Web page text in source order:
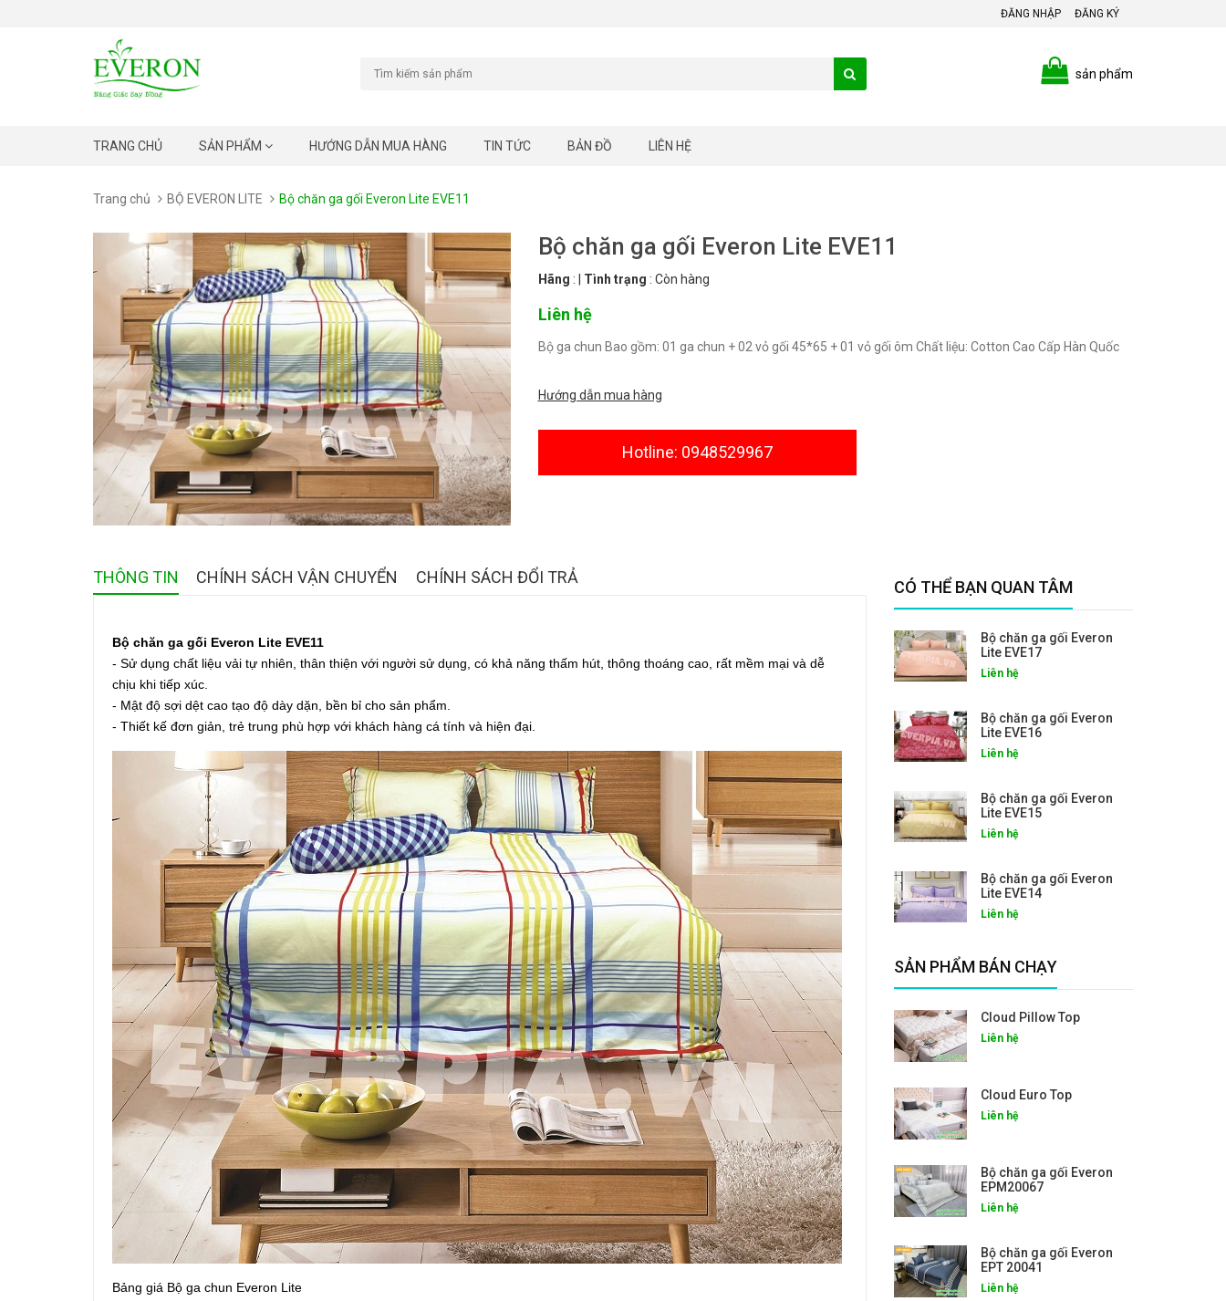
ĐĂNG NHẬP ĐĂNG KÝ
sản phẩm
TRANG CHỦ SẢN PHẨM HƯỚNG DẪN MUA HÀNG TIN TỨC BẢN ĐỒ LIÊN HỆ
Trang chủ BỘ EVERON LITE Bộ chăn ga gối Everon Lite EVE11
Bộ chăn ga gối Everon Lite EVE11
Hãng : Tình trạng : Còn hàng
Liên hệ
Bộ ga chun Bao gồm: 01 ga chun + 02 vỏ gối 45*65 + 01 vỏ gối ôm Chất liệu: Cotton Cao Cấp Hàn Quốc
Hướng dẫn mua hàng
Hotline: 0948529967
THÔNG TIN CHÍNH SÁCH VẬN CHUYỂN CHÍNH SÁCH ĐỔI TRẢ
Bộ chăn ga gối Everon Lite EVE11
- Sử dụng chất liệu vải tự nhiên, thân thiện với người sử dụng, có khả năng thấm hút, thông thoáng cao, rất mềm mại và dễ
chịu khi tiếp xúc.
- Mật độ sợi dệt cao tạo độ dày dặn, bền bỉ cho sản phẩm.
- Thiết kế đơn giản, trẻ trung phù hợp với khách hàng cá tính và hiện đại.
Bảng giá Bộ ga chun Everon Lite
CÓ THỂ BẠN QUAN TÂM
Bộ chăn ga gối Everon
Lite EVE17
Liên hệ
Bộ chăn ga gối Everon
Lite EVE16
Liên hệ
Bộ chăn ga gối Everon
Lite EVE15
Liên hệ
Bộ chăn ga gối Everon
Lite EVE14
Liên hệ
SẢN PHẨM BÁN CHẠY
Cloud Pillow Top
Liên hệ
Cloud Euro Top
Liên hệ
Bộ chăn ga gối Everon
EPM20067
Liên hệ
Bộ chăn ga gối Everon
EPT 20041
Liên hệ